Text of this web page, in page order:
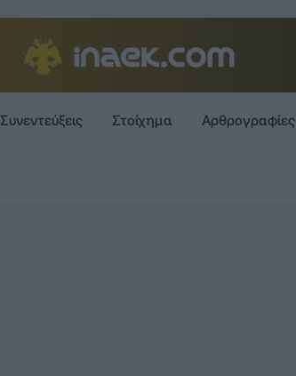
Συνεντεύξεις Στοίχημα Αρθρογραφίες